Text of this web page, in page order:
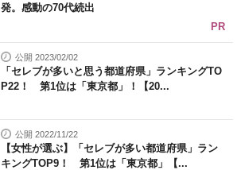
発。感動の70代続出
PR
公開 2023/02/02
「セレブが多いと思う都道府県」ランキングTO
P22！ 第1位は「東京都」！【20...
公開 2022/11/22
【女性が選ぶ】「セレブが多い都道府県」ラン
キングTOP9！ 第1位は「東京都」【...